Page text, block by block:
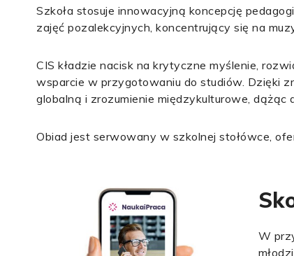
Szkoła stosuje innowacyjną koncepcję
zajęć pozalekcyjnych, koncentrujący się na
CIS kładzie nacisk na krytyczne myślenie,
wsparcie w przygotowaniu do studiów. Dzięki
globalną i zrozumienie międzykulturowe,
Obiad jest serwowany w szkolnej stołówce,
W